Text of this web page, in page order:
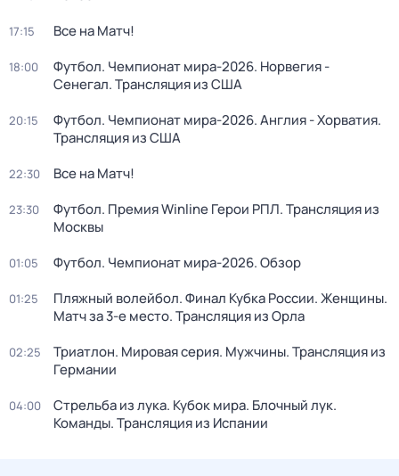
17:15 Все на Матч!
18:00
Футбол. Чемпионат мира-2026. Норвегия -
Сенегал. Трансляция из США
20:15
Футбол. Чемпионат мира-2026. Англия - Хорватия.
Трансляция из США
22:30 Все на Матч!
23:30
Футбол. Премия Winline Герои РПЛ. Трансляция из
Москвы
01:05 Футбол. Чемпионат мира-2026. Обзор
01:25
Пляжный волейбол. Финал Кубка России. Женщины.
Матч за 3-е место. Трансляция из Орла
02:25
Триатлон. Мировая серия. Мужчины. Трансляция из
Германии
04:00
Стрельба из лука. Кубок мира. Блочный лук.
Команды. Трансляция из Испании